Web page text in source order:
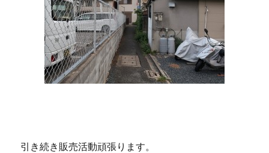
引き続き販売活動頑張ります。